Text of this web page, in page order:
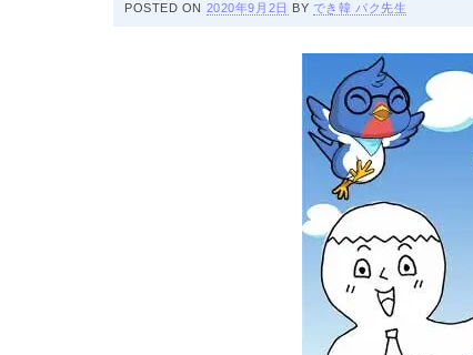
POSTED ON 2020年9月2日 BY でき韓 パク先生